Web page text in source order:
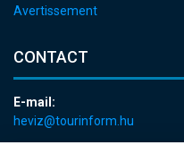
Avertissement
CONTACT
E-mail:
heviz@tourinform.hu